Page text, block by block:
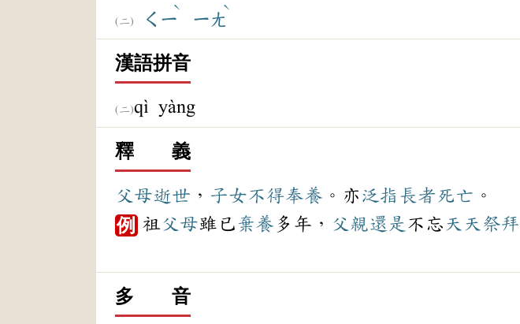
ㄑㄧ
ˋ
ㄧㄤ
ˋ
漢語拼音
qì yàng
釋 義
父母逝世 ， 子女不得奉養 。亦 泛指 長者死亡 。
例 祖父母雖已棄養 多年， 父親還是 不忘 天天 祭拜
多 音